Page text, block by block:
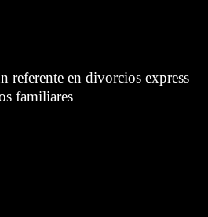
referente en divorcios express
familiares